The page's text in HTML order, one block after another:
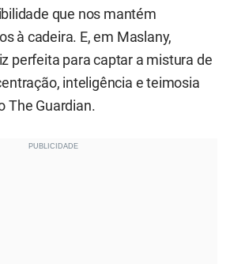
que nos mantém
à cadeira. E, em Maslany,
perfeita para captar a mistura de
inteligência e teimosia
The Guardian.